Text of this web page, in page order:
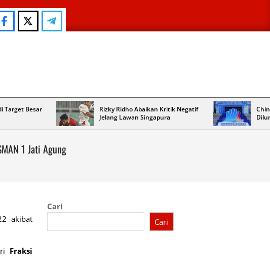
Target Besar
Rizky Ridho Abaikan Kritik Negatif
Jelang Lawan Singapura
1 Jati Agung
akibat
Fraksi
Cari
Cari